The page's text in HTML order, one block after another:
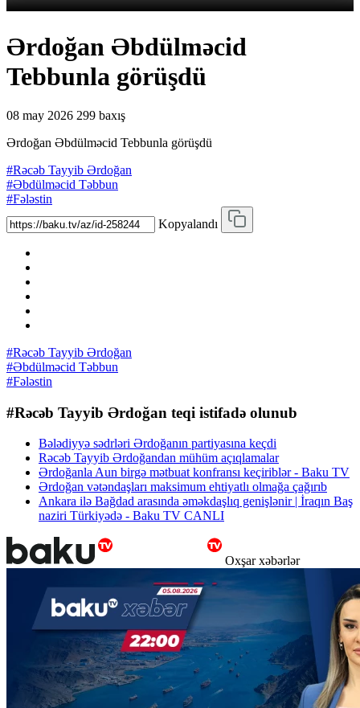
Ərdoğan Əbdülməcid
Tebbunla görüşdü
08 may 2026 299 baxış
Ərdoğan Əbdülməcid Tebbunla görüşdü
#Rəcəb Tayyib Ərdoğan
#Əbdülməcid Təbbun
#Fələstin
Kopyalandı
#Rəcəb Tayyib Ərdoğan
#Əbdülməcid Təbbun
#Fələstin
#Rəcəb Tayyib Ərdoğan teqi istifadə olunub
Bələdiyyə sədrləri Ərdoğanın partiyasına keçdi
Rəcəb Tayyib Ərdoğandan mühüm açıqlamalar
Ərdoğanla Aun birgə mətbuat konfransı keçiriblər - Baku TV
Ərdoğan vətəndaşları maksimum ehtiyatlı olmağa çağırıb
Ankara ilə Bağdad arasında əməkdaşlıq genişlənir | İraqın Baş
naziri Türkiyədə - Baku TV CANLI
Oxşar xəbərlər